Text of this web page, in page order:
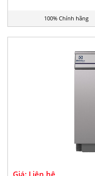
100% Chính hãng
Giá: Liên hệ